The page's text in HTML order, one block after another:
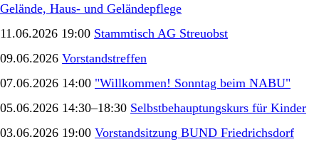
Gelände, Haus- und Geländepflege
11.06.2026 19:00 Stammtisch AG Streuobst
09.06.2026 Vorstandstreffen
07.06.2026 14:00 "Willkommen! Sonntag beim NABU"
05.06.2026 14:30–18:30 Selbstbehauptungskurs für Kinder
03.06.2026 19:00 Vorstandsitzung BUND Friedrichsdorf